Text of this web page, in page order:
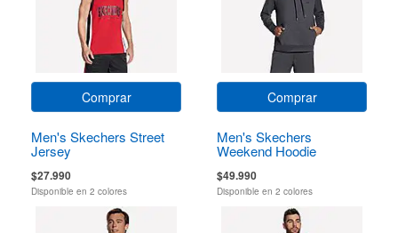
Comprar
Men's Skechers Street
Jersey
$27.990
Disponible en 2 colores
Comprar
Men's Skechers
Weekend Hoodie
$49.990
Disponible en 2 colores